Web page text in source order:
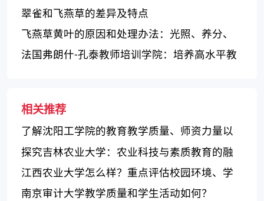
翠雀和飞燕草的差异及特点
飞燕草黄叶的原因和处理办法：光照、养分、
水分和病虫害
法国弗朗什-孔泰教师培训学院：培养高水平教
相关推荐
了解沈阳工学院的教育教学质量、师资力量以
及科研与社会服务情况
探究吉林农业大学：农业科技与素质教育的融
合
江西农业大学怎么样？重点评估校园环境、学
科设置、师资力量即可！
南京审计大学教学质量和学生活动如何？